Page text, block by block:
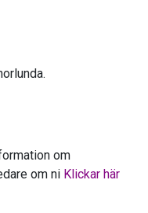
om
om ni Klickar här